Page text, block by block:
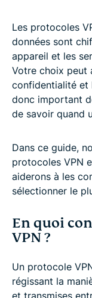
Les protocoles
données sont
appareil et les
Votre choix peut
confidentialité et
donc important
de savoir quand
Dans ce guide,
protocoles VPN
aiderons à les
sélectionner le
En quoi
VPN ?
Un protocole
régissant la
et transmises